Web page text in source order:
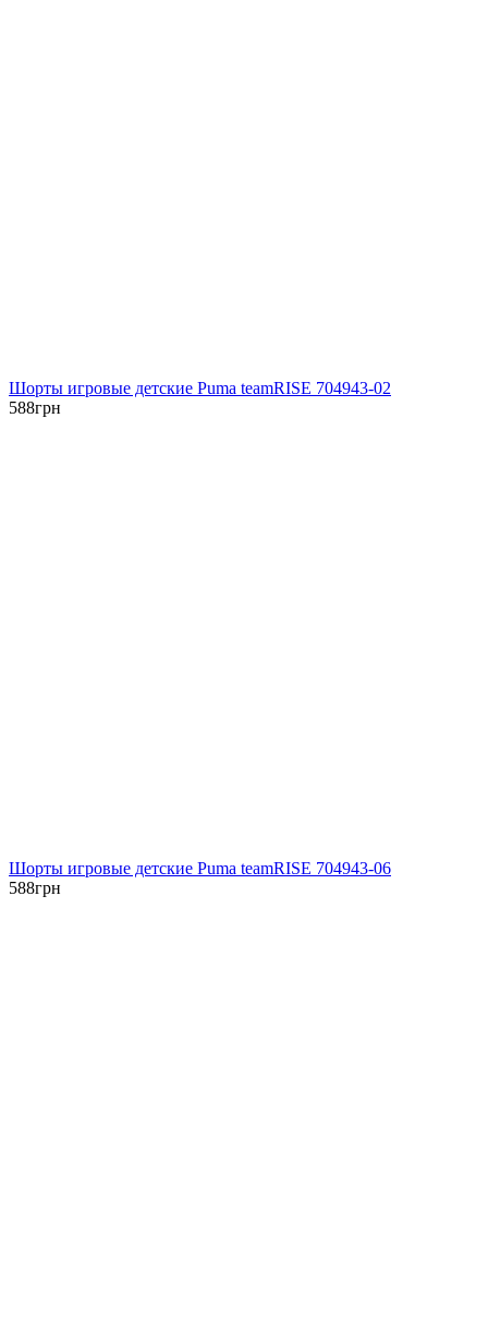
Шорты игровые детские Puma teamRISE 704943-02
588грн
Шорты игровые детские Puma teamRISE 704943-06
588грн